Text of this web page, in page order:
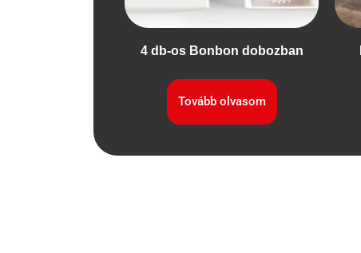
4 db-os Bonbon dobozban
Tovább olvasom